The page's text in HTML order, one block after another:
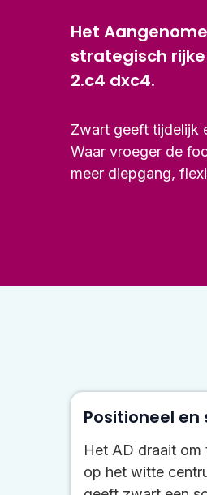
Het
strategisch
2.c4 dxc4.
Zwart geeft tijdelijk
Waar vroeger de
meer diepgang,
Positioneel
Het AD draait om
op het witte